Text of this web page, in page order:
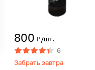
800 ₽/шт.
6
Забрать завтра